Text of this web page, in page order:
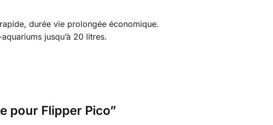
durée vie prolongée économique.
jusqu’à 20 litres.
pour Flipper Pico”